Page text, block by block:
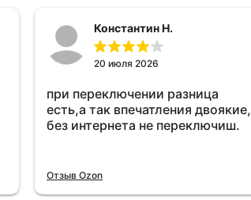
Константин Н.
20 июля 2026
при переключении разница
есть,а так впечатления двоякие,
без интернета не переключиш.
Отзыв Ozon